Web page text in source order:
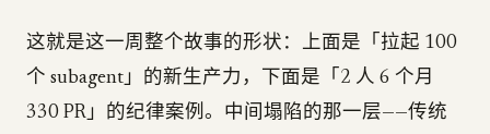
这就是这一周整个故事的形状：上面是「拉起 100
个 subagent」的新生产力，下面是「2 人 6 个月
330 PR」的纪律案例。中间塌陷的那一层——传统